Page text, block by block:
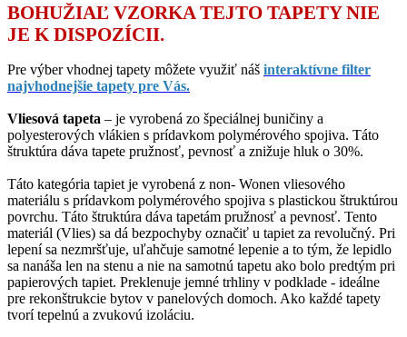
BOHUŽIAĽ VZORKA TEJTO TAPETY NIE
JE K DISPOZÍCII.
Pre výber vhodnej tapety môžete využiť náš interaktívne filter
najvhodnejšie tapety pre Vás.
Vliesová tapeta – je vyrobená zo špeciálnej buničiny a
polyesterových vlákien s prídavkom polymérového spojiva. Táto
štruktúra dáva tapete pružnosť, pevnosť a znižuje hluk o 30%.
Táto kategória tapiet je vyrobená z non- Wonen vliesového
materiálu s prídavkom polymérového spojiva s plastickou štruktúrou
povrchu. Táto štruktúra dáva tapetám pružnosť a pevnosť. Tento
materiál (Vlies) sa dá bezpochyby označiť u tapiet za revolučný. Pri
lepení sa nezmršťuje, uľahčuje samotné lepenie a to tým, že lepidlo
sa nanáša len na stenu a nie na samotnú tapetu ako bolo predtým pri
papierových tapiet. Preklenuje jemné trhliny v podklade - ideálne
pre rekonštrukcie bytov v panelových domoch. Ako každé tapety
tvorí tepelnú a zvukovú izoláciu.